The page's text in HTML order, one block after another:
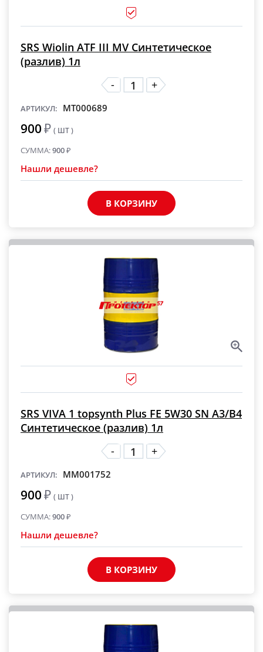
SRS Wiolin ATF III MV Синтетическое
(разлив) 1л
-
+
АРТИКУЛ: MT000689
900₽ ( ШТ )
СУММА:900₽
Нашли дешевле?
В КОРЗИНУ
SRS VIVA 1 topsynth Plus FE 5W30 SN A3/В4
Синтетическое (разлив) 1л
-
+
АРТИКУЛ: MM001752
900₽ ( ШТ )
СУММА:900₽
Нашли дешевле?
В КОРЗИНУ